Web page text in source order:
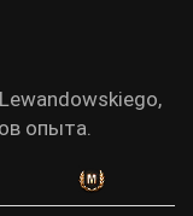
опыта.